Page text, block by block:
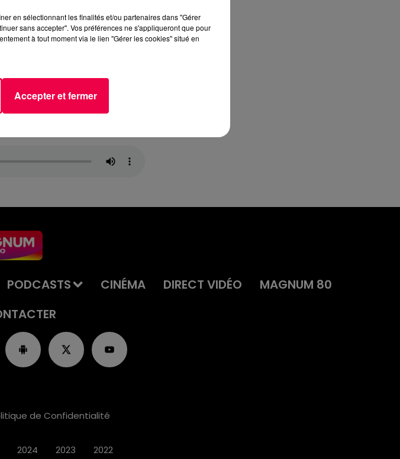
PODCASTS CINÉMA DIRECT VIDÉO
MAGNUM 80
de Confidentialité
2024 2023 2022
en sélectionnant les finalités et/ou partenaires dans "Gérer
sans accepter". Vos préférences ne s'appliqueront que pour
à tout moment via le lien "Gérer les cookies" situé en
Accepter et fermer